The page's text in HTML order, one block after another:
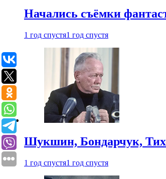
Начались съёмки
1 год спустя1 год спустя
Шукшин, Бондарчук,
1 год спустя1 год спустя